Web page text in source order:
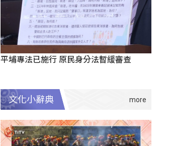
平埔專法已施行 原民身分法暫緩審查
文化小辭典